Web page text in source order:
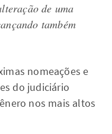
de uma
também
nomeações e
do judiciário
nos mais altos